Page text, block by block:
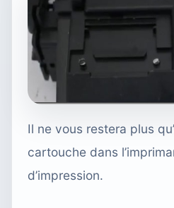
Il ne vous restera plus
cartouche dans
d’impression.